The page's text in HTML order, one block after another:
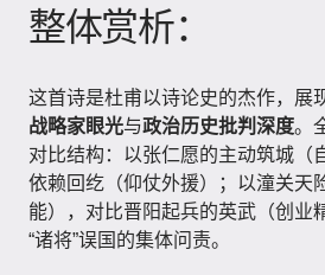
整体赏析：
这首诗是杜甫以诗论史的杰作，展
战略家眼光与政治历史批判深度。
对比结构：以张仁愿的主动筑城（
依赖回纥（仰仗外援）；以潼关天
能），对比晋阳起兵的英武（创业
“诸将”误国的集体问责。